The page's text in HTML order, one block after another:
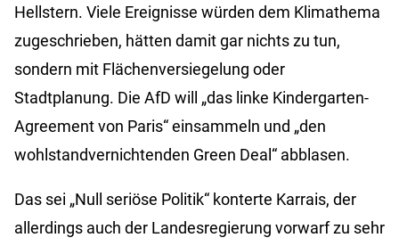
Hellstern. Viele Ereignisse würden dem Klimathema
zugeschrieben, hätten damit gar nichts zu tun,
sondern mit Flächenversiegelung oder
Stadtplanung. Die AfD will „das linke Kindergarten-
Agreement von Paris“ einsammeln und „den
wohlstandvernichtenden Green Deal“ abblasen.
Das sei „Null seriöse Politik“ konterte Karrais, der
allerdings auch der Landesregierung vorwarf zu sehr